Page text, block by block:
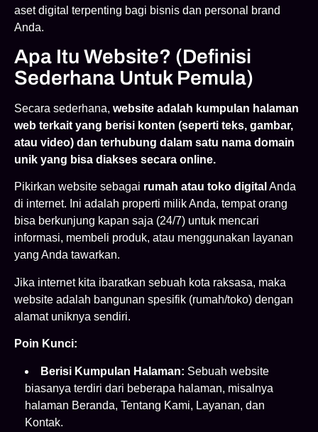
aset digital terpenting bagi bisnis dan personal brand
Anda.
Apa Itu Website? (Definisi
Sederhana Untuk Pemula)
Secara sederhana, website adalah kumpulan halaman
web terkait yang berisi konten (seperti teks, gambar,
atau video) dan terhubung dalam satu nama domain
unik yang bisa diakses secara online.
Pikirkan website sebagai rumah atau toko digital Anda
di internet. Ini adalah properti milik Anda, tempat orang
bisa berkunjung kapan saja (24/7) untuk mencari
informasi, membeli produk, atau menggunakan layanan
yang Anda tawarkan.
Jika internet kita ibaratkan sebuah kota raksasa, maka
website adalah bangunan spesifik (rumah/toko) dengan
alamat uniknya sendiri.
Poin Kunci:
Berisi Kumpulan Halaman: Sebuah website
biasanya terdiri dari beberapa halaman, misalnya
halaman Beranda, Tentang Kami, Layanan, dan
Kontak.